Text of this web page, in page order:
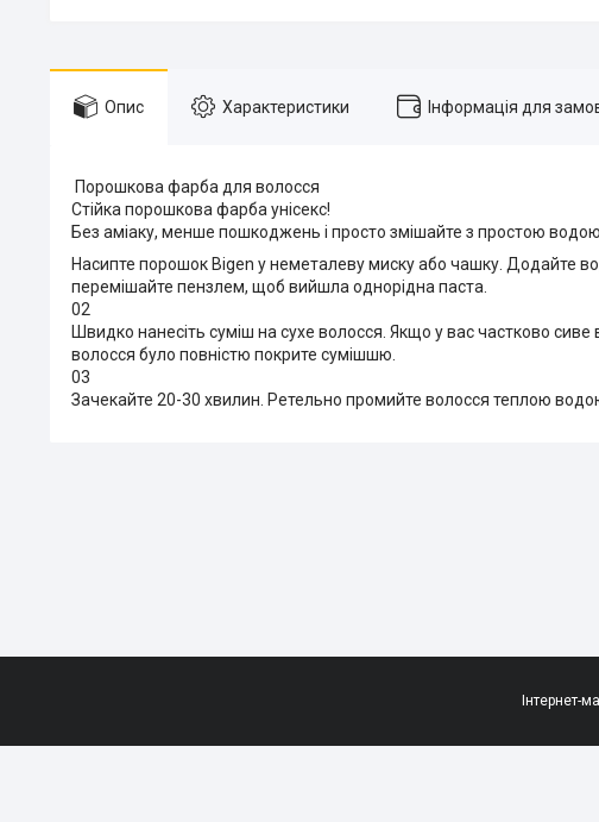
Опис Характеристики Інформація для
Порошкова фарба для волосся
Стійка порошкова фарба унісекс!
Без аміаку, менше пошкоджень і просто змішайте з простою водою
Насипте порошок Bigen у неметалеву миску або чашку. Додайте
перемішайте пензлем, щоб вийшла однорідна паста.
02
Швидко нанесіть суміш на сухе волосся. Якщо у вас частково
волосся було повністю покрите сумішшю.
03
Зачекайте 20-30 хвилин. Ретельно промийте волосся теплою